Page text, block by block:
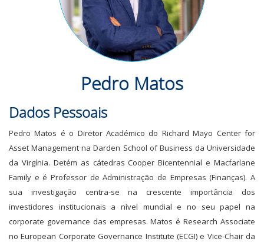
Pedro Matos
Dados Pessoais
Pedro Matos é o Diretor Académico do Richard Mayo Center for
Asset Management na Darden School of Business da Universidade
da Virgínia. Detém as cátedras Cooper Bicentennial e Macfarlane
Family e é Professor de Administração de Empresas (Finanças). A
sua investigação centra-se na crescente importância dos
investidores institucionais a nível mundial e no seu papel na
corporate governance das empresas. Matos é Research Associate
no European Corporate Governance Institute (ECGI) e Vice-Chair da